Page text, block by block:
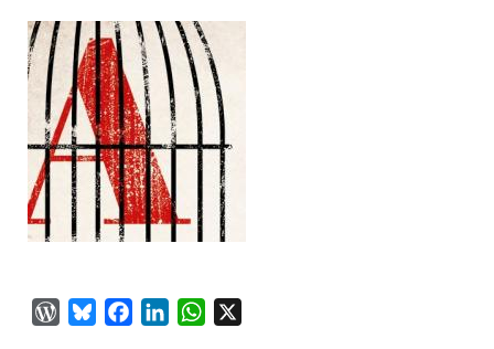
WordPress
BlueskyFacebook
LinkedInWhatsApp